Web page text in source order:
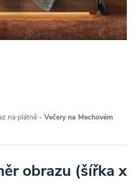
na plátně - Večery na Mechovém
obrazu (šířka x